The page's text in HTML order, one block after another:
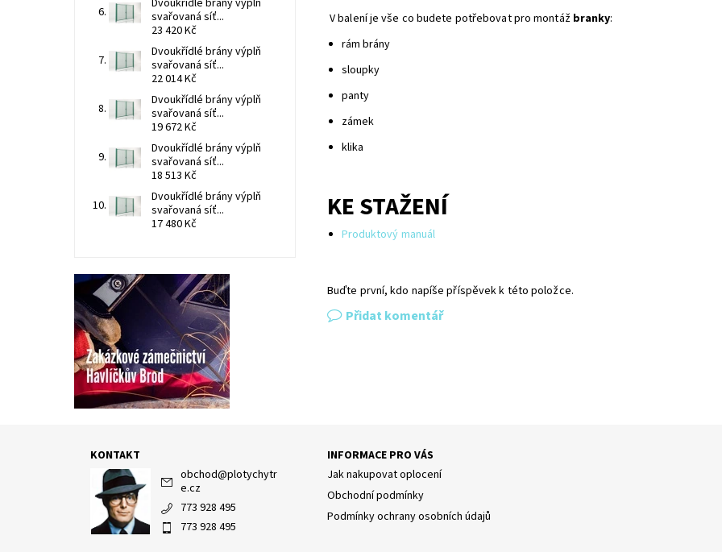
V balení je vše co budete potřebovat pro montáž branky:
rám brány
sloupky
panty
zámek
klika
KE STAŽENÍ
Produktový manuál
Buďte první, kdo napíše příspěvek k této položce.
Přidat komentář
Dvoukřídlé brány výplň
svařovaná síť...
23 420 Kč
Dvoukřídlé brány výplň
svařovaná síť...
22 014 Kč
Dvoukřídlé brány výplň
svařovaná síť...
19 672 Kč
Dvoukřídlé brány výplň
svařovaná síť...
18 513 Kč
Dvoukřídlé brány výplň
svařovaná síť...
17 480 Kč
KONTAKT
obchod@plotychytr
e.cz
773 928 495
773 928 495
INFORMACE PRO VÁS
Jak nakupovat oplocení
Obchodní podmínky
Podmínky ochrany osobních údajů